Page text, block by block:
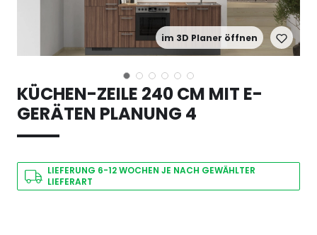
im 3D Planer öffnen
KÜCHEN-ZEILE 240 CM MIT E-
GERÄTEN PLANUNG 4
LIEFERUNG 6-12 WOCHEN JE NACH GEWÄHLTER
LIEFERART